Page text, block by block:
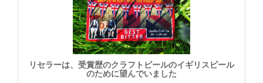
リセラーは、受賞歴のクラフトビールのイギリスビール
のために望んでいました